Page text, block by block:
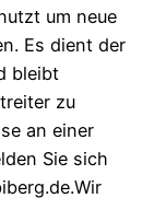
um neue
Es dient der
bleibt
zu
an einer
Sie sich